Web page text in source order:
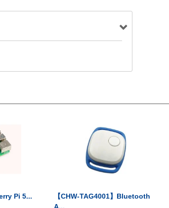
Pi 5...
【CHW-TAG4001】Bluetooth